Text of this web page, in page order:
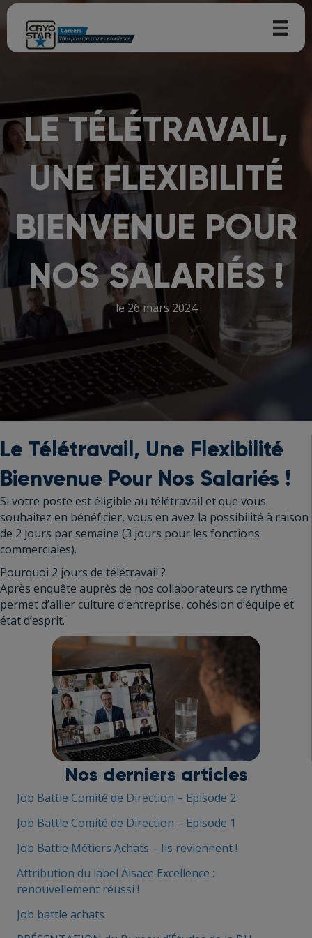
LE TÉLÉTRAVAIL,
UNE FLEXIBILITÉ
BIENVENUE POUR
NOS SALARIÉS !
le 26 mars 2024
Le Télétravail, Une Flexibilité
Bienvenue Pour Nos Salariés !
Si votre poste est éligible au télétravail et que vous
souhaitez en bénéficier, vous en avez la possibilité à raison
de 2 jours par semaine (3 jours pour les fonctions
commerciales).
Pourquoi 2 jours de télétravail ?
Après enquête auprès de nos collaborateurs ce rythme
permet d’allier culture d’entreprise, cohésion d’équipe et
état d’esprit.
Nos derniers articles
Job Battle Comité de Direction – Episode 2
Job Battle Comité de Direction – Episode 1
Job Battle Métiers Achats – Ils reviennent !
Attribution du label Alsace Excellence :
renouvellement réussi !
Job battle achats